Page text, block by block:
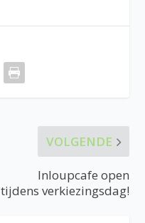
VOLGENDE
Inloupcafe open
tijdens verkiezingsdag!